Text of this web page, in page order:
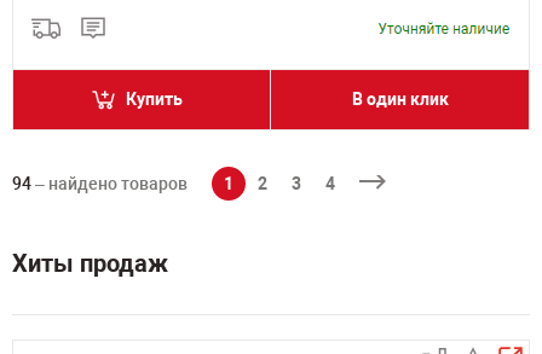
Купить В один клик
94– найдено товаров 1 2 3 4
Хиты продаж